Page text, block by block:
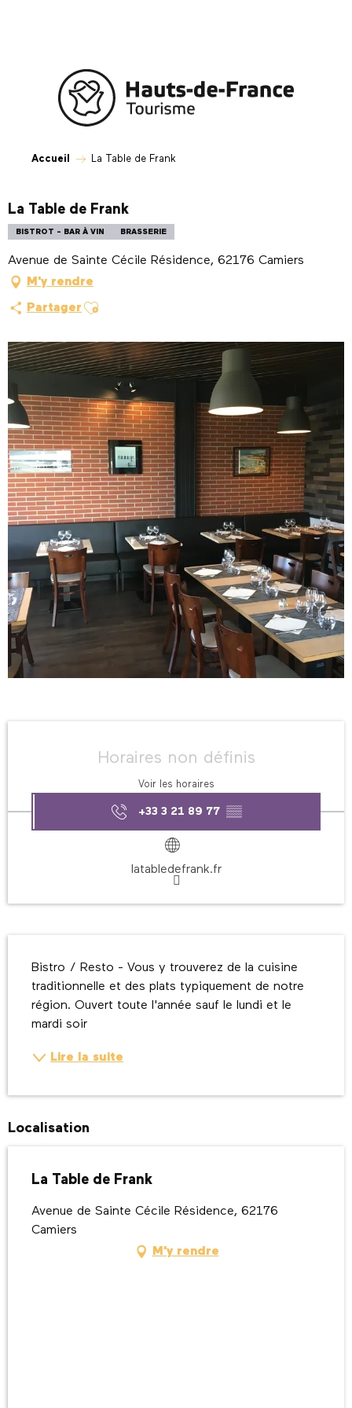
Accueil La Table de Frank
La Table de Frank
BISTROT - BAR À VIN BRASSERIE
Avenue de Sainte Cécile Résidence, 62176 Camiers
M'y rendre
Partager Ajouter aux favoris
Horaires non définis
Voir les horaires
+33 3 21 89 77 ▒▒
latabledefrank.fr
Bistro / Resto - Vous y trouverez de la cuisine
traditionnelle et des plats typiquement de notre
région. Ouvert toute l'année sauf le lundi et le
mardi soir
Lire la suite
Localisation
La Table de Frank
Avenue de Sainte Cécile Résidence, 62176
Camiers
M'y rendre